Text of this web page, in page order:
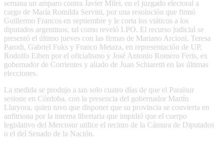
de
2024
semana un amparo contra Javier Milei, en el juzgado electoral a
cargo de María Romilda Servini, por una resolución que firmó
Guillermo Francos en septiembre y le corta los viáticos a los
diputados argentinos, tal como reveló LPO. El recurso judicial se
presentó el último jueves con las firmas de Mariano Arcioni, Teresa
Parodi, Gabriel Fuks y Franco Metaza, en representación de UP,
Rodolfo Eiben por el oficialismo y José Antonio Romero Feris, ex
gobernador de Corrientes y aliado de Juan Schiaretti en las últimas
elecciones.
La medida se produjo a tan solo cuatro días de que el Paralsur
sesione en Córdoba, con la presencia del gobernador Martín
Llaryora, quien tuvo que disponer que su provincia se convierta en
anfitriona por la interna libertaria que impidió que el cuerpo
legislativo del Mercosur utilice el recinto de la Cámara de Diputados
o el del Senado de la Nación.